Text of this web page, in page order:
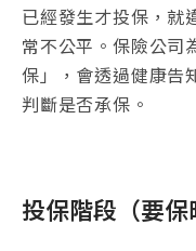
已經發生才投保，就
常不公平。保險公司
保」，會透過健康告
判斷是否承保。
投保階段（要